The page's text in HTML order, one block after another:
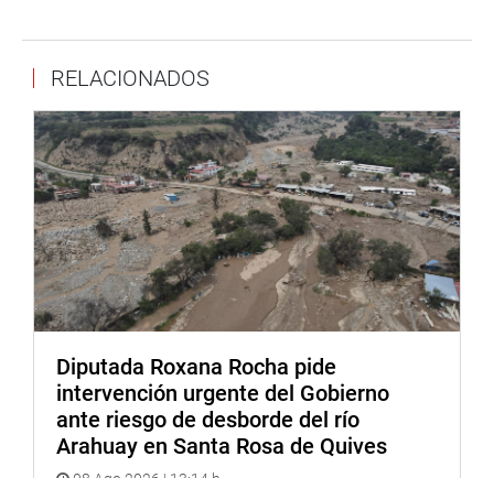
soles para el sector educación con miras a invertir en la
educación a distancia y el cierre de brecha digital,
cobertura de becas y créditos, ampliación de matrícula en
educación básica y superior.
En salud se destina 20, 940 millones de soles para la
atención y control de la pandemia mediante la compra de
equipos de protección personal, medicamentos, oxígenos,
personal, entre otras intervenciones. Además, invertirá en
el fortalecimiento de la capacidad de atención
hospitalaria y del primer nivel y las intervenciones
estratégicas como aseguramiento universal, salud
mental, compra estratégica y distribución de
medicamentos.
También, el Presupuesto Público 2021 prioriza acciones
RELACIONADOS
Diputada Roxana Rocha pide
intervención urgente del Gobierno
ante riesgo de desborde del río
Arahuay en Santa Rosa de Quives